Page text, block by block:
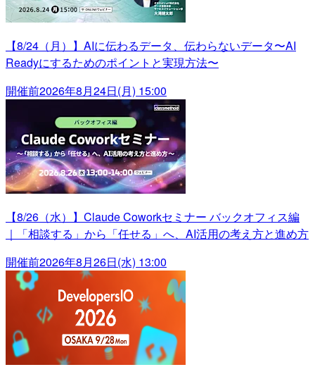
【8/24（月）】AIに伝わるデータ、伝わらないデータ〜AI
Readyにするためのポイントと実現方法〜
開催前2026年8月24日(月) 15:00
【8/26（水）】Claude Coworkセミナー バックオフィス編
｜「相談する」から「任せる」へ、AI活用の考え方と進め方
開催前2026年8月26日(水) 13:00